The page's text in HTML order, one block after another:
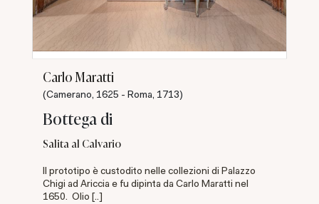
Carlo Maratti
(Camerano, 1625 - Roma, 1713)
Bottega di
Salita al Calvario
Il prototipo è custodito nelle collezioni di Palazzo
Chigi ad Ariccia e fu dipinta da Carlo Maratti nel
1650. Olio [..]